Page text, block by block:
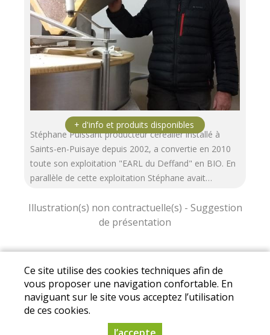
Stéphane Puissant producteur céréalier installé à
Saints-en-Puisaye depuis 2002, a convertie en 2010
toute son exploitation "EARL du Deffand" en BIO. En
parallèle de cette exploitation Stéphane avait…
Ventes|Protection des données personnelles
© Copyright 2025 - Association Drive des Fermes
Ce site utilise des cookies techniques afin de
vous proposer une navigation confortable. En
naviguant sur le site vous acceptez l’utilisation
de ces cookies.